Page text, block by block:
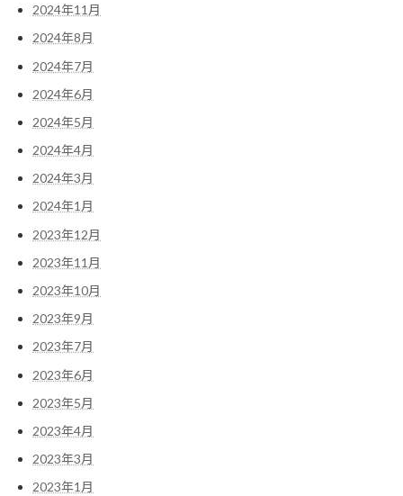
2024年11月
2024年8月
2024年7月
2024年6月
2024年5月
2024年4月
2024年3月
2024年1月
2023年12月
2023年11月
2023年10月
2023年9月
2023年7月
2023年6月
2023年5月
2023年4月
2023年3月
2023年1月